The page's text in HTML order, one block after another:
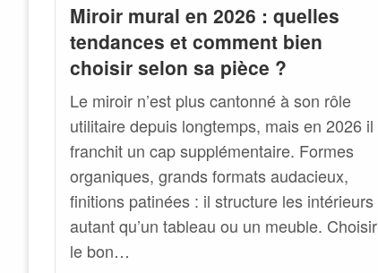
Miroir mural en 2026 : quelles
tendances et comment bien
choisir selon sa pièce ?
Le miroir n’est plus cantonné à son rôle
utilitaire depuis longtemps, mais en 2026 il
franchit un cap supplémentaire. Formes
organiques, grands formats audacieux,
finitions patinées : il structure les intérieurs
autant qu’un tableau ou un meuble. Choisir
le bon…